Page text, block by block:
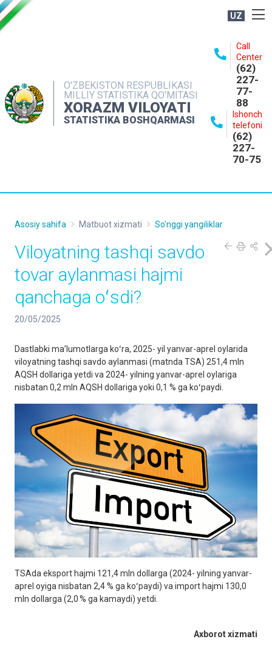
UZ
O'ZBEKISTON RESPUBLIKASI
MILLIY STATISTIKA QO'MITASI
XORAZM VILOYATI
STATISTIKA BOSHQARMASI
Call
Center
(62)
227-
77-
88
Ishonch
telefoni
(62)
227-
70-75
NASHRLAR
INTERAKTIV XIZMATLAR
MATBUOT XIZMATI
Asosiy sahifa Matbuot xizmati So'nggi yangiliklar
Viloyatning tashqi savdo
tovar aylanmasi hajmi
qanchaga oʻsdi?
20/05/2025
Dastlabki maʼlumotlarga koʻra, 2025- yil yanvar-aprel oylarida
viloyatning tashqi savdo aylanmasi (matnda TSA) 251,4 mln
AQSH dollariga yetdi va 2024- yilning yanvar-aprel oylariga
nisbatan 0,2 mln AQSH dollariga yoki 0,1 % ga koʻpaydi.
TSAda eksport hajmi 121,4 mln dollarga (2024- yilning yanvar-
aprel oyiga nisbatan 2,4 % ga koʻpaydi) va import hajmi 130,0
mln dollarga (2,0 % ga kamaydi) yetdi.
Axborot xizmati